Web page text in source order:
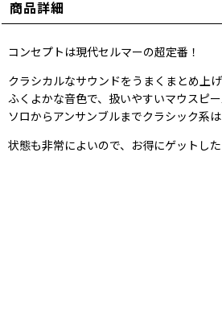
商品詳細
コンセプトは現代セルマーの超定番！
クラシカルなサウンドをうまくまとめ上げ
ふくよかな音色で、扱いやすいマウスピー
ソロからアンサンブルまでクラシック系
状態も非常によいので、お得にゲットした